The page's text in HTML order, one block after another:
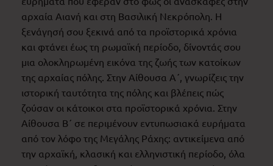
αρχαία Αιανή και στη Βασιλική Νεκρόπολη. Η
ξενάγησή σου ξεκινά από τα προϊστορικά χρόνια
και φτάνει έως τη ρωμαϊκή περίοδο, δίνοντάς σου
μια ολοκληρωμένη εικόνα της ζωής των κατοίκων
της αρχαίας πόλης. Στην Αίθουσα Α΄, γνωρίζεις την
ιστορική ταυτότητα της πόλης και βλέπεις πώς
ζούσαν οι κάτοικοι στα προϊστορικά χρόνια. Στην
Αίθουσα Β΄ σε περιμένουν εντυπωσιακά ευρήματα
από τον λόφο της Μεγάλης Ράχης: αντικείμενα από
την αρχαϊκή, κλασική και ελληνιστική περίοδο, όλα